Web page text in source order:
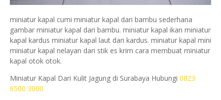
miniatur kapal cumi miniatur kapal dari bambu sederhana
gambar miniatur kapal dari bambu. miniatur kapal ikan miniatur
kapal kardus miniatur kapal laut dari kardus. miniatur kapal mini
miniatur kapal nelayan dari stik es krim cara membuat miniatur
kapal otok otok.
Miniatur Kapal Dari Kulit Jagung di Surabaya Hubungi 0823
6500 3000